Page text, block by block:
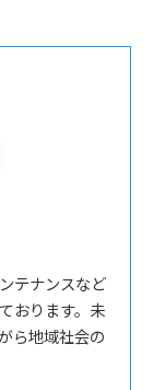
テナンスなど
おります。未
ら地域社会の